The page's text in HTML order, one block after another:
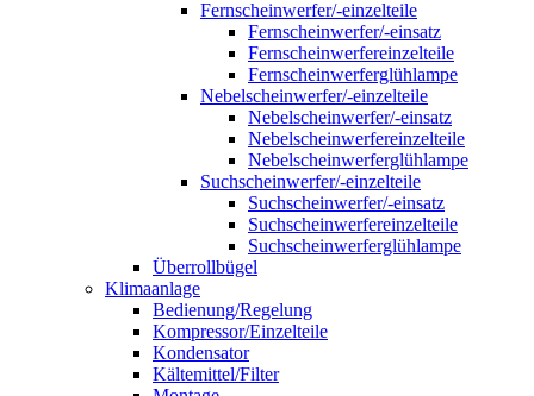
Fernscheinwerfer/-einzelteile
Fernscheinwerfer/-einsatz
Fernscheinwerfereinzelteile
Fernscheinwerferglühlampe
Nebelscheinwerfer/-einzelteile
Nebelscheinwerfer/-einsatz
Nebelscheinwerfereinzelteile
Nebelscheinwerferglühlampe
Suchscheinwerfer/-einzelteile
Suchscheinwerfer/-einsatz
Suchscheinwerfereinzelteile
Suchscheinwerferglühlampe
Überrollbügel
Klimaanlage
Bedienung/Regelung
Kompressor/Einzelteile
Kondensator
Kältemittel/Filter